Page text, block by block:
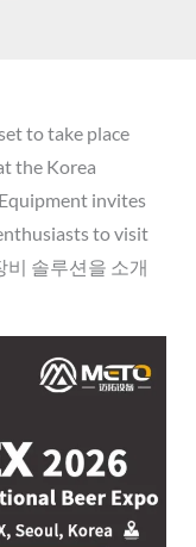
to take place
the Korea
invites
to visit
솔루션을 소개